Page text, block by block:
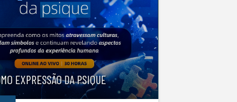
EXPRESSÃO DA PSIQUE